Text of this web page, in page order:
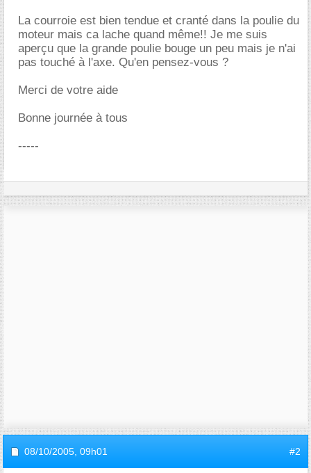
La courroie est bien tendue et cranté dans la poulie du
moteur mais ca lache quand même!! Je me suis
aperçu que la grande poulie bouge un peu mais je n'ai
pas touché à l'axe. Qu'en pensez-vous ?
Merci de votre aide
Bonne journée à tous
-----
08/10/2005, 09h01 #2